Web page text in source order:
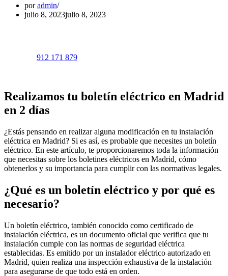
poradmin
julio 8, 2023julio 8, 2023
912 171 879
Realizamos tu boletín eléctrico en Madrid
en 2 días
¿Estás pensando en realizar alguna modificación en tu instalación
eléctrica en Madrid? Si es así, es probable que necesites un boletín
eléctrico. En este artículo, te proporcionaremos toda la información
que necesitas sobre los boletines eléctricos en Madrid, cómo
obtenerlos y su importancia para cumplir con las normativas legales.
¿Qué es un boletín eléctrico y por qué es
necesario?
Un boletín eléctrico, también conocido como certificado de
instalación eléctrica, es un documento oficial que verifica que tu
instalación cumple con las normas de seguridad eléctrica
establecidas. Es emitido por un instalador eléctrico autorizado en
Madrid, quien realiza una inspección exhaustiva de la instalación
para asegurarse de que todo está en orden.